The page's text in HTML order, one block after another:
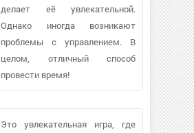
делает её увлекательной.
Однако иногда возникают
проблемы с управлением. В
целом, отличный способ
провести время!
Это увлекательная игра, где